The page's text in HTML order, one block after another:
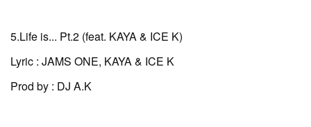
5.Life is... Pt.2 (feat. KAYA & ICE K)
Lyric : JAMS ONE, KAYA & ICE K
Prod by : DJ A.K